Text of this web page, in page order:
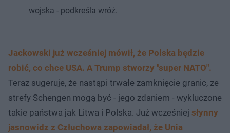
wojska - podkreśla wróż.
Jackowski już wcześniej mówił, że Polska będzie
robić, co chce USA. A Trump stworzy "super NATO".
Teraz sugeruje, że nastąpi trwałe zamknięcie granic, ze
strefy Schengen mogą być - jego zdaniem - wykluczone
takie państwa jak Litwa i Polska. Już wcześniej słynny
jasnowidz z Człuchowa zapowiadał, że Unia